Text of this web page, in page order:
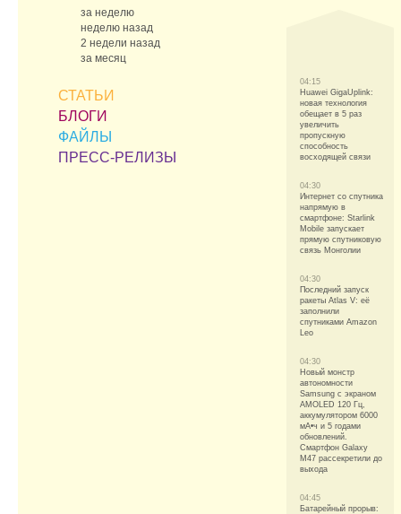
за неделю
неделю назад
2 недели назад
за месяц
СТАТЬИ
БЛОГИ
ФАЙЛЫ
ПРЕСС-РЕЛИЗЫ
04:15
Huawei GigaUplink:
новая технология
обещает в 5 раз
увеличить
пропускную
способность
восходящей связи
04:30
Интернет со спутника
напрямую в
смартфоне: Starlink
Mobile запускает
прямую спутниковую
связь Монголии
04:30
Последний запуск
ракеты Atlas V: её
заполнили
спутниками Amazon
Leo
04:30
Новый монстр
автономности
Samsung с экраном
AMOLED 120 Гц,
аккумулятором 6000
мА•ч и 5 годами
обновлений.
Смартфон Galaxy
M47 рассекретили до
выхода
04:45
Батарейный прорыв: